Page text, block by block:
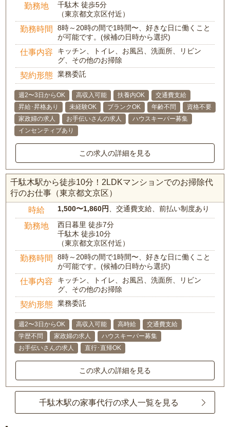
勤務地
千駄木 徒歩5分
（東京都文京区付近）
勤務時間
8時～20時の間で1時間〜、好きな日に働くこと
が可能です。(候補の日時から選択)
仕事内容
キッチン、トイレ、お風呂、洗面所、リビン
グ、その他のお掃除
契約形態 業務委託
週2〜3日からOK 高収入可能 扶養内OK
交通費支給
昇給･昇格あり
未経験OK ブランクOK 年齢不問
資格不要
家政婦の求人
お手伝いさんの求人
ハウスキーパー募集
インセンティブあり
この求人の詳細を見る
千駄木駅から徒歩10分！2LDKマンションでのお掃除代
行のお仕事（東京都文京区）
時給 1,500〜1,860円、交通費支給、前払い制度あり
勤務地
西日暮里 徒歩7分
千駄木 徒歩10分
（東京都文京区付近）
勤務時間
8時～20時の間で1時間〜、好きな日に働くこと
が可能です。(候補の日時から選択)
仕事内容
キッチン、トイレ、お風呂、洗面所、リビン
グ、その他のお掃除
契約形態 業務委託
週2〜3日からOK 高収入可能 高時給
交通費支給
学歴不問
家政婦の求人
ハウスキーパー募集
お手伝いさんの求人
直行･直帰OK
この求人の詳細を見る
千駄木駅の家事代行の求人一覧を見る